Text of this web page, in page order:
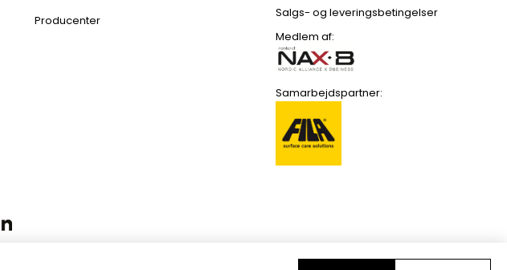
Producenter
Salgs- og leveringsbetingelser
Medlem af:
Samarbejdspartner: